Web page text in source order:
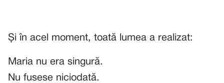
Și în acel moment, toată lumea a realizat:
Maria nu era singură.
Nu fusese niciodată.